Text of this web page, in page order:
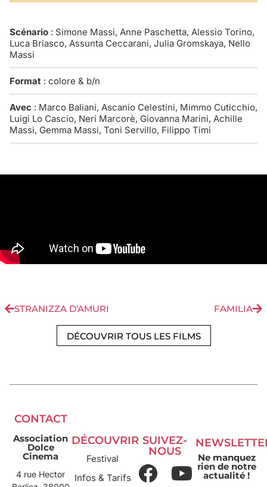
Scénario : Simone Massi, Anne Paschetta, Alessio Torino,
Luca Briasco, Assunta Ceccarani, Julia Gromskaya, Nello
Massi
Format : colore & b/n
Avec : Marco Baliani, Ascanio Celestini, Mimmo Cuticchio,
Luigi Lo Cascio, Neri Marcorè, Giovanna Marini, Achille
Massi, Gemma Massi, Toni Servillo, Filippo Timi
STRANIZZA D’AMURI FAMILIA
DÉCOUVRIR TOUS LES FILMS
CONTACT
Association
Dolce
Cinema
4 rue Hector
DÉCOUVRIR
Festival
Infos & Tarifs
SUIVEZ-
NOUS
Ne manquez
rien de notre
actualité !